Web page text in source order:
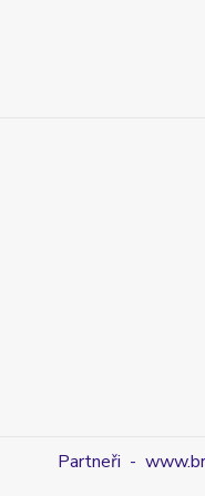
Partneři -